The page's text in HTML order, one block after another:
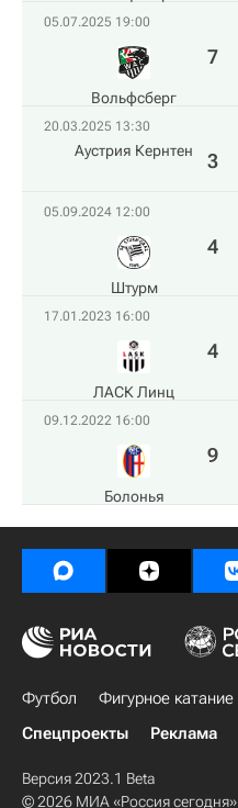
05.07.2025 19:00
Вольфсберг
7
20.03.2025 13:30
Аустрия Кернтен 3
05.09.2024 12:00
Штурм
4
17.01.2023 16:00
ЛАСК Линц
4
09.12.2022 16:00
Болонья
9
Футбол Фигурное катание
Спецпроекты
Реклама
Версия 2023.1 Beta
© 2026 МИА «Россия сегодня»